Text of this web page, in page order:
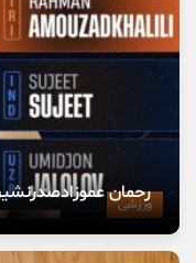
ورزشی
رحمان عموزادصدرنشین